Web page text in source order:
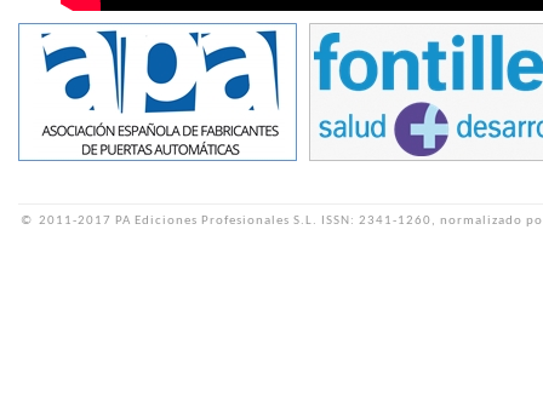
© 2011-2017 PA Ediciones Profesionales S.L. ISSN: 2341-1260, normalizado